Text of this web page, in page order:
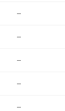
--
--
--
--
--